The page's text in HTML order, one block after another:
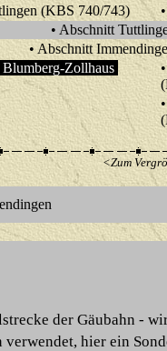
(KBS 740/743)
• Abschnitt
• Abschnitt
Blumberg-Zollhaus
<Zum
der Gäubahn -
hier ein